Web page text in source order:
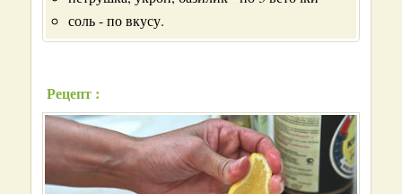
соль - по вкусу.
Рецепт :